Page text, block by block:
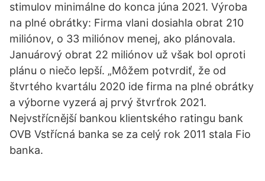
stimulov minimálne do konca júna 2021. Výroba
na plné obrátky: Firma vlani dosiahla obrat 210
miliónov, o 33 miliónov menej, ako plánovala.
Januárový obrat 22 miliónov už však bol oproti
plánu o niečo lepší. „Môžem potvrdiť, že od
štvrtého kvartálu 2020 ide firma na plné obrátky
a výborne vyzerá aj prvý štvrťrok 2021.
Nejvstřícnější bankou klientského ratingu bank
OVB Vstřícná banka se za celý rok 2011 stala Fio
banka.